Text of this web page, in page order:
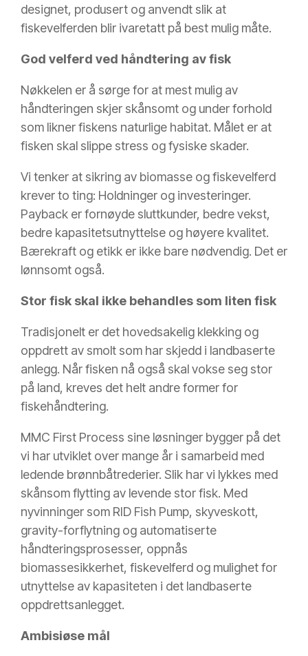
designet, produsert og anvendt slik at
fiskevelferden blir ivaretatt på best mulig måte.
God velferd ved håndtering av fisk
Nøkkelen er å sørge for at mest mulig av
håndteringen skjer skånsomt og under forhold
som likner fiskens naturlige habitat. Målet er at
fisken skal slippe stress og fysiske skader.
Vi tenker at sikring av biomasse og fiskevelferd
krever to ting: Holdninger og investeringer.
Payback er fornøyde sluttkunder, bedre vekst,
bedre kapasitetsutnyttelse og høyere kvalitet.
Bærekraft og etikk er ikke bare nødvendig. Det er
lønnsomt også.
Stor fisk skal ikke behandles som liten fisk
Tradisjonelt er det hovedsakelig klekking og
oppdrett av smolt som har skjedd i landbaserte
anlegg. Når fisken nå også skal vokse seg stor
på land, kreves det helt andre former for
fiskehåndtering.
MMC First Process sine løsninger bygger på det
vi har utviklet over mange år i samarbeid med
ledende brønnbåtrederier. Slik har vi lykkes med
skånsom flytting av levende stor fisk. Med
nyvinninger som RID Fish Pump, skyveskott,
gravity-forflytning og automatiserte
håndteringsprosesser, oppnås
biomassesikkerhet, fiskevelferd og mulighet for
utnyttelse av kapasiteten i det landbaserte
oppdrettsanlegget.
Ambisiøse mål